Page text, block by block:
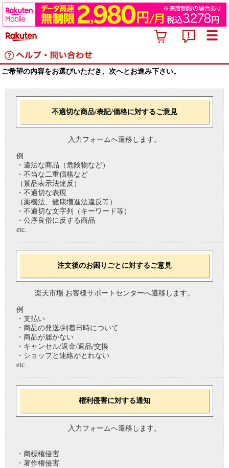
ご希望の内容をお選びいただき、次へとお進み下さい。
不適切な商品/表記/価格に対するご意見
入力フォームへ遷移します。
例
・違法な商品（危険物など）
・不当な二重価格など
（景品表示法違反）
・不適切な表現
（薬機法、健康増進法違反等）
・不適切な文字列（キーワード等）
・公序良俗に反する商品
etc.
注文後のお困りごとに対するご意見
楽天市場 お客様サポートセンターへ遷移します。
例
・支払い
・商品の発送/到着日時について
・商品が届かない
・キャンセル/返金/返品/交換
・ショップと連絡がとれない
etc.
権利侵害に対する通知
入力フォームへ遷移します。
・商標権侵害
・著作権侵害